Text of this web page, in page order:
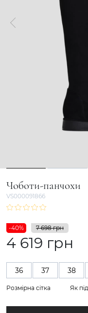
1 2
Чоботи-панчохи
VS000091866
-40% 7 698 грн
4 619 грн
36 37 38
Розмірна сітка Як